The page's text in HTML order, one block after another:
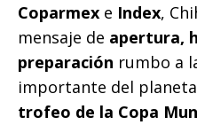
Coparmex e Index,
mensaje de apertura,
preparación rumbo a
importante del
trofeo de la Copa